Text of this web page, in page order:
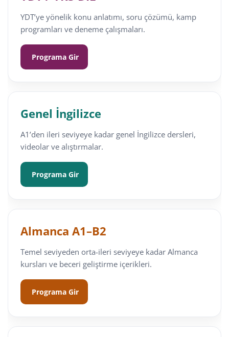
YDT’ye yönelik konu anlatımı, soru çözümü, kamp
programları ve deneme çalışmaları.
Programa Gir
Genel İngilizce
A1’den ileri seviyeye kadar genel İngilizce dersleri,
videolar ve alıştırmalar.
Programa Gir
Almanca A1–B2
Temel seviyeden orta-ileri seviyeye kadar Almanca
kursları ve beceri geliştirme içerikleri.
Programa Gir